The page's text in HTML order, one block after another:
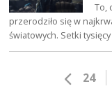
To,
przerodziło się w
światowych. Setki
24